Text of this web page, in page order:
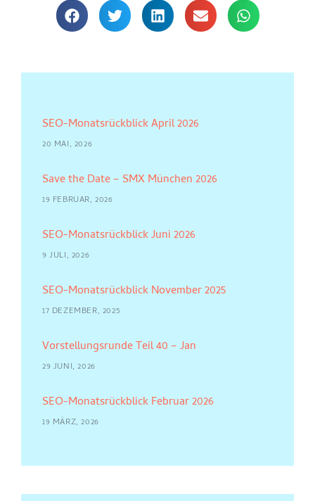
SEO-Monatsrückblick April 2026
20 MAI, 2026
Save the Date – SMX München 2026
19 FEBRUAR, 2026
SEO-Monatsrückblick Juni 2026
9 JULI, 2026
SEO-Monatsrückblick November 2025
17 DEZEMBER, 2025
Vorstellungsrunde Teil 40 – Jan
29 JUNI, 2026
SEO-Monatsrückblick Februar 2026
19 MÄRZ, 2026